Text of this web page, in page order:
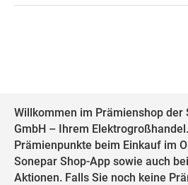
Willkommen im Prämienshop der
GmbH – Ihrem
Prämienpunkte beim Einkauf im
Sonepar Shop-App sowie auch
Aktionen. Falls Sie noch keine